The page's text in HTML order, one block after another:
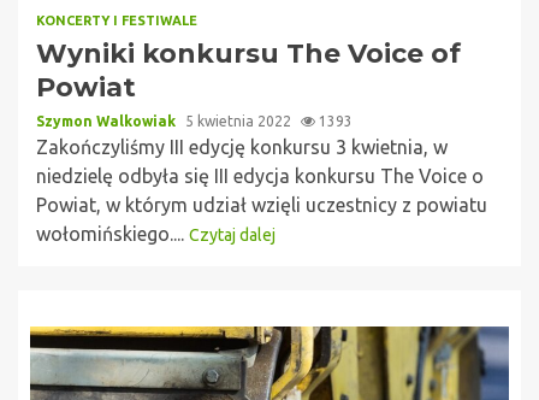
KONCERTY I FESTIWALE
Wyniki konkursu The Voice of
Powiat
Szymon Walkowiak 5 kwietnia 2022 1393
Zakończyliśmy III edycję konkursu 3 kwietnia, w
niedzielę odbyła się III edycja konkursu The Voice o
Powiat, w którym udział wzięli uczestnicy z powiatu
wołomińskiego.... Czytaj dalej